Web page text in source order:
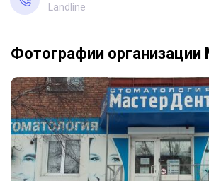
Landline
Фотографии организации